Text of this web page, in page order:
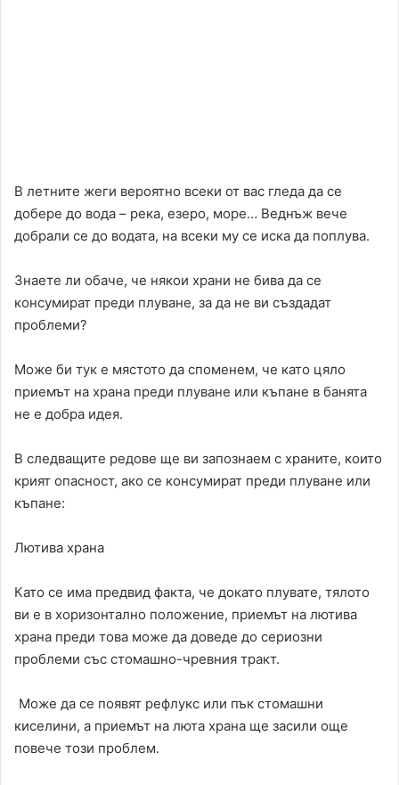
В летните жеги вероятно всеки от вас гледа да се
добере до вода – река, езеро, море… Веднъж вече
добрали се до водата, на всеки му се иска да поплува.
Знаете ли обаче, че някои храни не бива да се
консумират преди плуване, за да не ви създадат
проблеми?
Може би тук е мястото да споменем, че като цяло
приемът на храна преди плуване или къпане в банята
не е добра идея.
В следващите редове ще ви запознаем с храните, които
крият опасност, ако се консумират преди плуване или
къпане:
Лютива храна
Като се има предвид факта, че докато плувате, тялото
ви е в хоризонтално положение, приемът на лютива
храна преди това може да доведе до сериозни
проблеми със стомашно-чревния тракт.
Може да се появят рефлукс или пък стомашни
киселини, а приемът на люта храна ще засили още
повече този проблем.